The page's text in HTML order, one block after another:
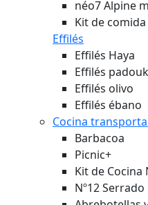
néo7 Alpine
Kit de
Effilés
Effilés Haya
Effilés padouk
Effilés olivo
Effilés ébano
Cocina
Barbacoa
Picnic+
Kit de Cocina
Nº12 Serrado